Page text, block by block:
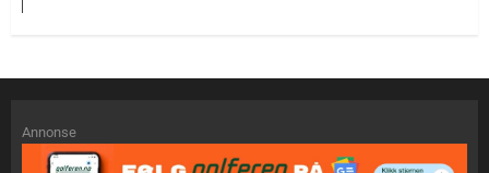
Annonse